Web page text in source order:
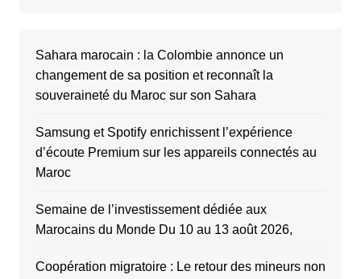
Sahara marocain : la Colombie annonce un
changement de sa position et reconnaît la
souveraineté du Maroc sur son Sahara
Samsung et Spotify enrichissent l’expérience
d’écoute Premium sur les appareils connectés au
Maroc
Semaine de l’investissement dédiée aux
Marocains du Monde Du 10 au 13 août 2026,
Coopération migratoire : Le retour des mineurs non